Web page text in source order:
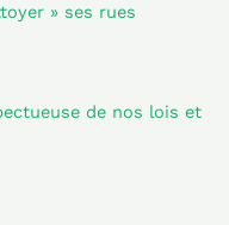
» ses rues
de nos lois et